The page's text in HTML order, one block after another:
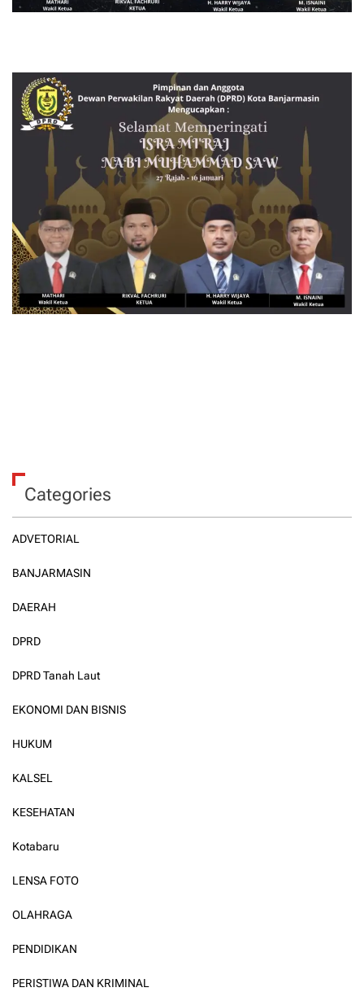
Categories
ADVETORIAL
BANJARMASIN
DAERAH
DPRD
DPRD Tanah Laut
EKONOMI DAN BISNIS
HUKUM
KALSEL
KESEHATAN
Kotabaru
LENSA FOTO
OLAHRAGA
PENDIDIKAN
PERISTIWA DAN KRIMINAL